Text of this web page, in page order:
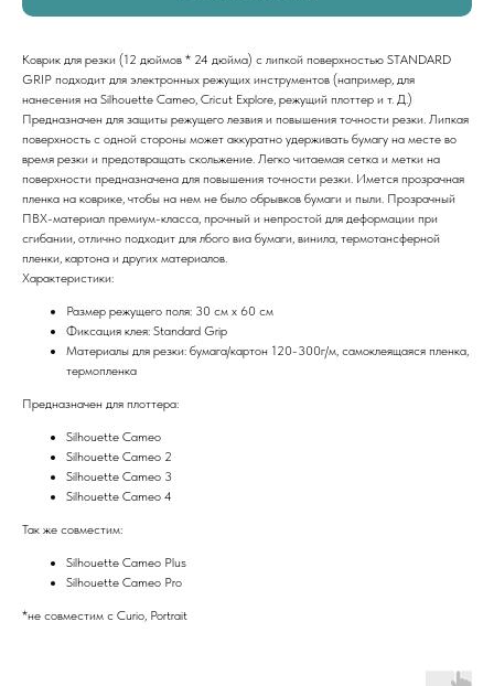
Коврик для резки (12 дюймов * 24 дюйма) с липкой поверхностью STANDARD
GRIP подходит для электронных режущих инструментов (например, для
нанесения на Silhouette Cameo, Cricut Explore, режущий плоттер и т. Д.)
Предназначен для защиты режущего лезвия и повышения точности резки. Липкая
поверхность с одной стороны может аккуратно удерживать бумагу на месте во
время резки и предотвращать скольжение. Легко читаемая сетка и метки на
поверхности предназначена для повышения точности резки. Имется прозрачная
пленка на коврике, чтобы на нем не было обрывков бумаги и пыли. Прозрачный
ПВХ-материал премиум-класса, прочный и непростой для деформации при
сгибании, отлично подходит для лбого виа бумаги, винила, термотансферной
пленки, картона и других материалов.
Характеристики:
Размер режущего поля: 30 см х 60 см
Фиксация клея: Standard Grip
Материалы для резки: бумага/картон 120-300г/м, самоклеящаяся пленка,
термопленка
Предназначен для плоттера:
Silhouette Cameo
Silhouette Cameo 2
Silhouette Cameo 3
Silhouette Cameo 4
Так же совместим:
Silhouette Cameo Plus
Silhouette Cameo Pro
*не совместим с Curio, Portrait